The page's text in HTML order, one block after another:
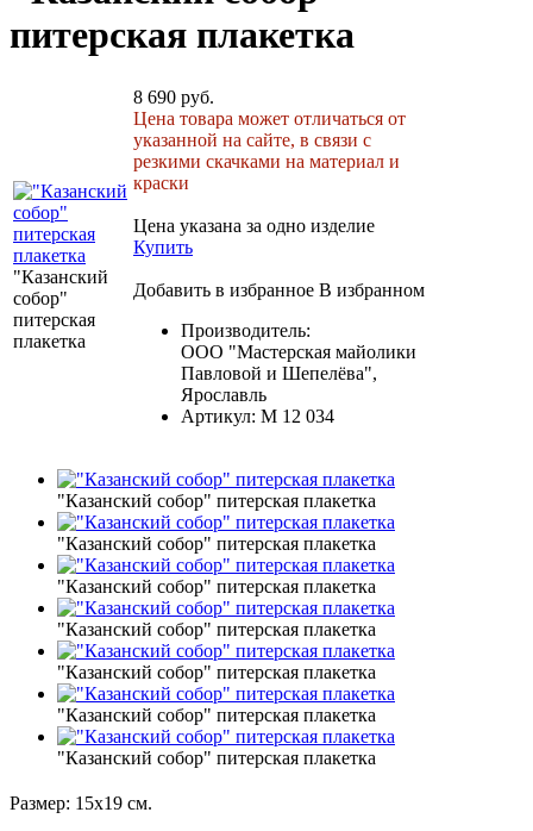
питерская плакетка
"Казанский
собор"
питерская
плакетка
8 690 руб.
Цена товара может отличаться от
указанной на сайте, в связи с
резкими скачками на материал и
краски
Цена указана за одно изделие
Купить
Добавить в избранное В избранном
Производитель:
ООО "Мастерская майолики
Павловой и Шепелёва",
Ярославль
Артикул: М 12 034
"Казанский собор" питерская плакетка
"Казанский собор" питерская плакетка
"Казанский собор" питерская плакетка
"Казанский собор" питерская плакетка
"Казанский собор" питерская плакетка
"Казанский собор" питерская плакетка
"Казанский собор" питерская плакетка
Размер: 15х19 см.